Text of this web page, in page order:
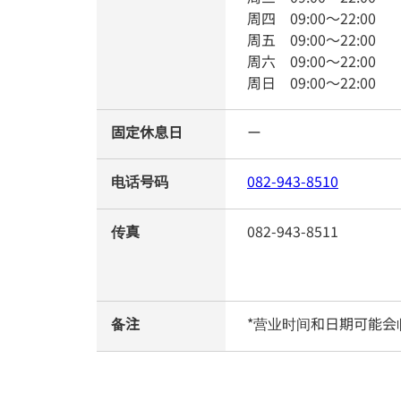
周四 09:00～22:00
周五 09:00～22:00
周六 09:00～22:00
周日 09:00～22:00
固定休息日 ー
电话号码 082-943-8510
传真 082-943-8511
备注 *营业时间和日期可能会